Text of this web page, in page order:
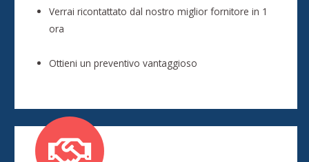
Verrai ricontattato dal nostro miglior fornitore in 1
ora
Ottieni un preventivo vantaggioso